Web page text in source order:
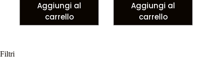
Aggiungi al
carrello
Aggiungi al
carrello
Filtri